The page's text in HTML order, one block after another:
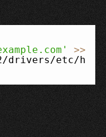
>>
drivers/etc/h